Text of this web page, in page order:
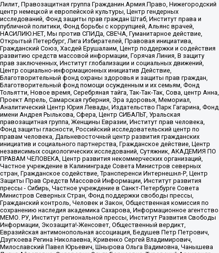
Лилит, Правозащитная группа Гражданин.Армия.Право, Нижегородский
центр немецкой и европейской культуры, Центр гендерных
исследований, Фонд защиты прав граждан Штаб, Институт права и
публичной политики, Фонд борьбы с коррупцией, Альянс врачей,
НАСИЛИЮ.НЕТ, Мы против СПИДа, СВЕЧА, Гуманитарное действие,
Открытый Петербург, Лига Избирателей, Правовая инициатива,
Гражданский Союз, Хасдей Ерушалаим, Центр поддержки и содействия
развитию средств массовой информации, Горячая Линия, В защиту
прав заключенных, Институт глобализации и социальных движений,
Центр социально-информационных инициатив Действие,
Благотворительный фонд охраны здоровья и защиты прав граждан,
Благотворительный фонд помощи осужденным и их семьям, Фонд
Тольятти, Новое время, Серебряная тайга, Так-Так-Так, Сова, центр Анна,
Проект Апрель, Самарская губерния, Эра здоровья, Мемориал,
Аналитический Центр Юрия Левады, Издательство Парк Гагарина, Фонд
имени Андрея Рылькова, Сфера, Центр СИБАЛЬТ, Уральская
правозащитная группа, Женщины Евразии, Институт прав человека,
Фонд защиты гласности, Российский исследовательский центр по
правам человека, Дальневосточный центр развития гражданских
инициатив и социального партнерства, Гражданское действие, Центр
независимых социологических исследований, Сутяжник, АКАДЕМИЯ ПО
ПРАВАМ ЧЕЛОВЕКА, Центр развития некоммерческих организаций,
Частное учреждение в Калининграде Совета Министров северных
стран, Гражданское содействие, Трансперенси Интернешнл-Р, Центр
Защиты Прав Средств Массовой Информации, Институт развития
прессы - Сибирь, Частное учреждение в Санкт-Петербурге Совета
Министров Северных Стран, Фонд поддержки свободы прессы,
Гражданский контроль, Человек и Закон, Общественная комиссия по
сохранению наследия академика Сахарова, Информационное агентство
МЕМО. РУ, Институт региональной прессы, Институт Развития Свободы
Информации, Экозащита!-Женсовет, Общественный вердикт,
Евразийская антимонопольная ассоциация, Бедушев Петр Петрович,
Дзугкоева Регина Николаевна, Кривенко Сергей Владимирович,
Милославский Павел Юрьевич, Шнырова Ольга Вадимовна, Чанышева